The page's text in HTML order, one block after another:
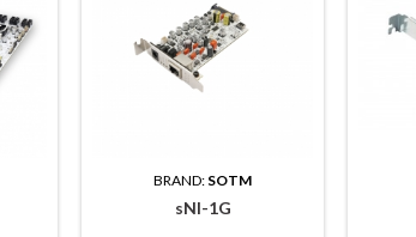
BRAND: SOTM
sNI-1G